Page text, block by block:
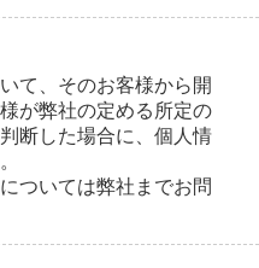
て、そのお客様から開
が弊社の定める所定の
断した場合に、個人情
ついては弊社までお問